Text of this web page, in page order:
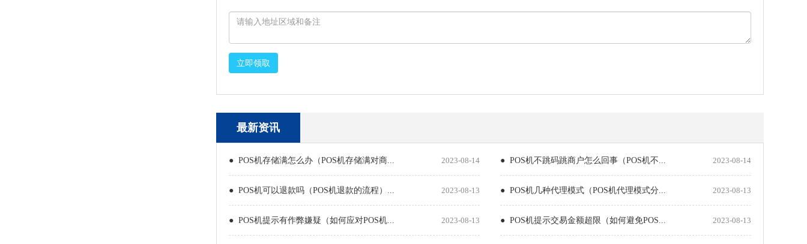
立即领取
最新资讯
● POS机存储满怎么办（POS机存储满对商... 2023-08-14 ● POS机不跳码跳商户怎么回事（POS机不... 2023-08-14
● POS机可以退款吗（POS机退款的流程）... 2023-08-13 ● POS机几种代理模式（POS机代理模式分... 2023-08-13
● POS机提示有作弊嫌疑（如何应对POS机... 2023-08-13 ● POS机提示交易金额超限（如何避免POS... 2023-08-13